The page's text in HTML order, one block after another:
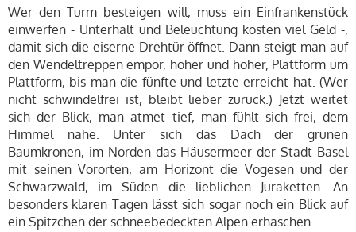
Wer den Turm besteigen will, muss ein Einfrankenstück
einwerfen - Unterhalt und Beleuchtung kosten viel Geld -,
damit sich die eiserne Drehtür öffnet. Dann steigt man auf
den Wendeltreppen empor, höher und höher, Plattform um
Plattform, bis man die fünfte und letzte erreicht hat. (Wer
nicht schwindelfrei ist, bleibt lieber zurück.) Jetzt weitet
sich der Blick, man atmet tief, man fühlt sich frei, dem
Himmel nahe. Unter sich das Dach der grünen
Baumkronen, im Norden das Häusermeer der Stadt Basel
mit seinen Vororten, am Horizont die Vogesen und der
Schwarzwald, im Süden die lieblichen Juraketten. An
besonders klaren Tagen lässt sich sogar noch ein Blick auf
ein Spitzchen der schneebedeckten Alpen erhaschen.